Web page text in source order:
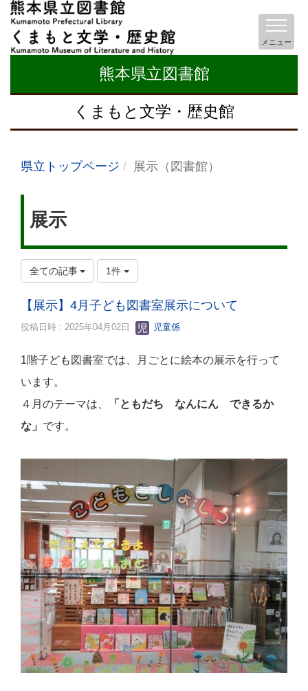
熊本県立図書館
くまもと文学・歴史館
メニュー
県立トップページ 展示（図書館）
展示
全ての記事 1件
【展示】4月子ども図書室展示について
投稿日時 : 2025年04月02日 児童係
1階子ども図書室では、月ごとに絵本の展示を行って
います。
４月のテーマは、
「ともだち なんにん できるか
な 」 です。